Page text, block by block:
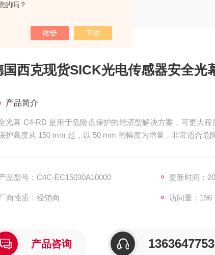
的吗？
国西克现货SICK光电传感器安全光
产品简介
光幕 C4-RD 是用于危险点保护的经济型解决方案，可更大
护高度从 150 mm 起，以 50 mm 的幅度为增量，非常适合危
品型号：C4C-EC15030A10000 更新时间：
商性质：经销商 访问量：196
产品咨询